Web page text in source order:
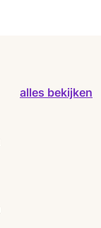
alles bekijken